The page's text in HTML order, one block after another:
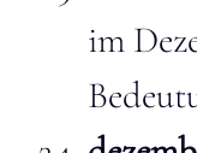
im